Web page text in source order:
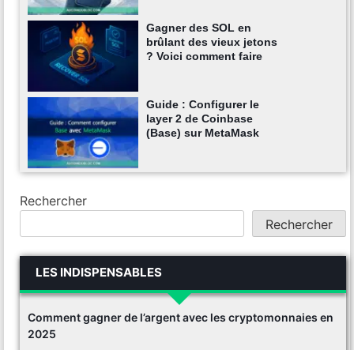
Gagner des SOL en
brûlant des vieux jetons
? Voici comment faire
Guide : Configurer le
layer 2 de Coinbase
(Base) sur MetaMask
Rechercher
Rechercher
LES INDISPENSABLES
Comment gagner de l’argent avec les cryptomonnaies en
2025